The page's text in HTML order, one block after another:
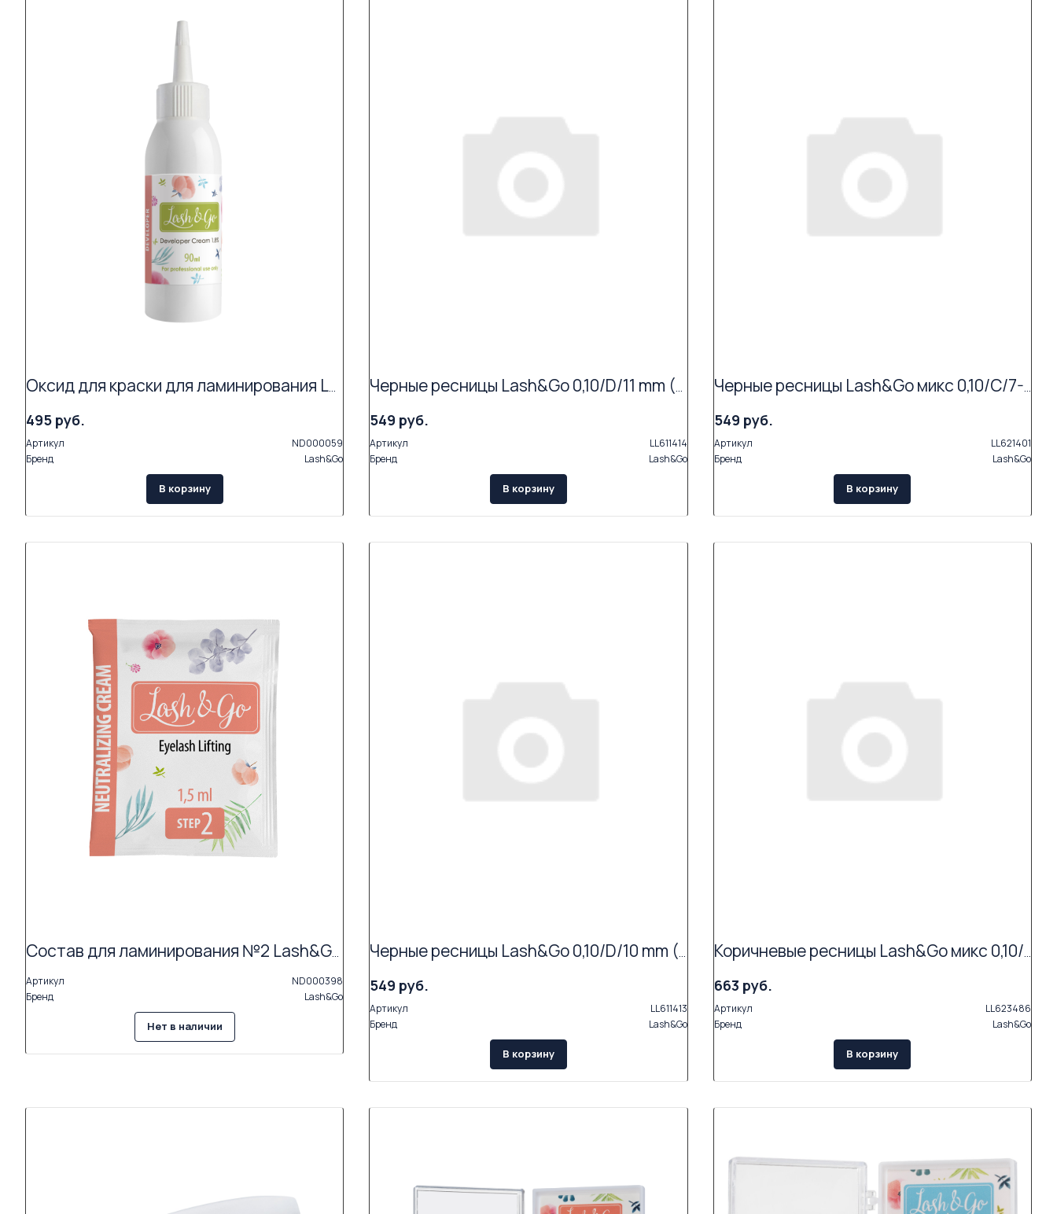
Оксид для краски для ламинирования Lash&Go
495 руб.
Артикул
ND000059
Бренд
Lash&Go
В корзину
Черные ресницы Lash&Go 0,10/D/11 mm (16 линий)
549 руб.
Артикул
LL611414
Бренд
Lash&Go
В корзину
Черные ресницы Lash&Go микс 0,10/C/7-14 mm (16 линий)
549 руб.
Артикул
LL621401
Бренд
Lash&Go
В корзину
Состав для ламинирования №2 Lash&Go Neutralizing Cream в саше (1,5 мл) АКЦИЯ (Exp.09.26)
Артикул
ND000398
Бренд
Lash&Go
Нет в наличии
Черные ресницы Lash&Go 0,10/D/10 mm (16 линий)
549 руб.
Артикул
LL611413
Бренд
Lash&Go
В корзину
Коричневые ресницы Lash&Go микс 0,10/C/6-14 mm "Мокка" (17 линий)
663 руб.
Артикул
LL623486
Бренд
Lash&Go
В корзину